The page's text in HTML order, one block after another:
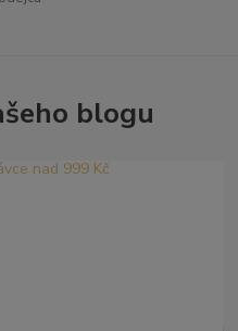
blogu